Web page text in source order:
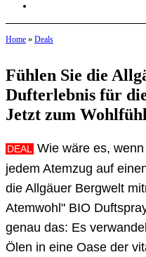
Home » Deals
Fühlen Sie die
Dufterlebnis für
Jetzt zum
DEAL
Wie wäre es,
jedem Atemzug auf
die Allgäuer Bergwelt
Atemwohl" BIO
genau das: Es
Ölen in eine Oase der